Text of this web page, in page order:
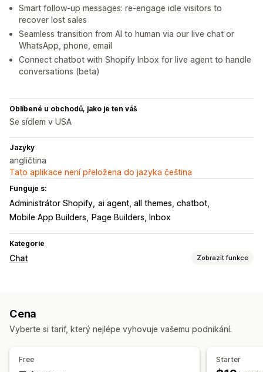
Smart follow-up messages: re-engage idle visitors to
recover lost sales
Seamless transition from AI to human via our live chat or
WhatsApp, phone, email
Connect chatbot with Shopify Inbox for live agent to handle
conversations (beta)
Oblíbené u obchodů, jako je ten váš
Se sídlem v USA
Jazyky
angličtina
Tato aplikace není přeložena do jazyka čeština
Funguje s:
Administrátor Shopify ai agent, all themes, chatbot
Mobile App Builders
Page Builders, Inbox
Kategorie
Chat Zobrazit funkce
Překlad v reálném čase
Užitečné informace o zákaznících
Doporučené produkty
Cena
Vyberte si tarif, který nejlépe vyhovuje vašemu podnikání.
Free Starter